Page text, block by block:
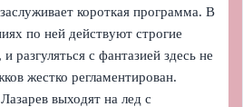
короткая программа. В
по ней действуют строгие
разгуляться с фантазией здесь не
жестко регламентирован.
выходят на лед с